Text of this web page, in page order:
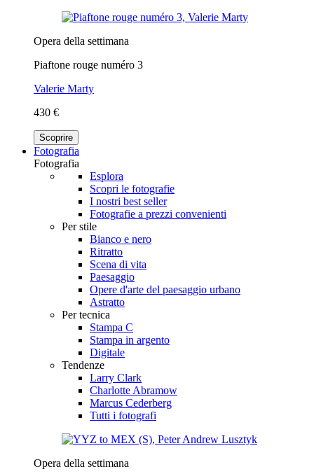
Opera della settimana
Piaftone rouge numéro 3
Valerie Marty
430 €
Scoprire
Fotografia
Fotografia
Esplora
Scopri le fotografie
I nostri best seller
Fotografie a prezzi convenienti
Per stile
Bianco e nero
Ritratto
Scena di vita
Paesaggio
Opere d'arte del paesaggio urbano
Astratto
Per tecnica
Stampa C
Stampa in argento
Digitale
Tendenze
Larry Clark
Charlotte Abramow
Marcus Cederberg
Tutti i fotografi
Opera della settimana